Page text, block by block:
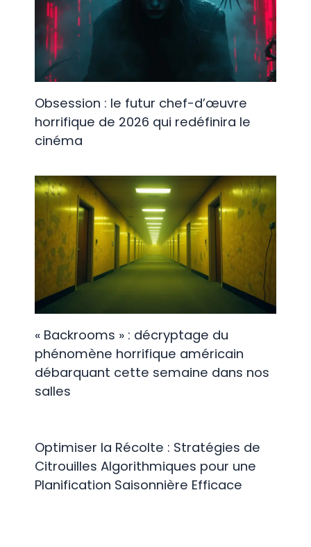
Obsession : le futur chef-d’œuvre
horrifique de 2026 qui redéfinira le
cinéma
« Backrooms » : décryptage du
phénomène horrifique américain
débarquant cette semaine dans nos
salles
Optimiser la Récolte : Stratégies de
Citrouilles Algorithmiques pour une
Planification Saisonnière Efficace